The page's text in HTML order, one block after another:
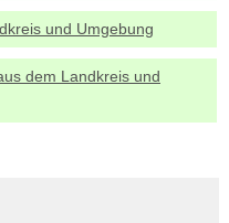
und Umgebung
dem Landkreis und